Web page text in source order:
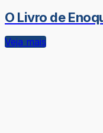
O Livro de
Veja mais